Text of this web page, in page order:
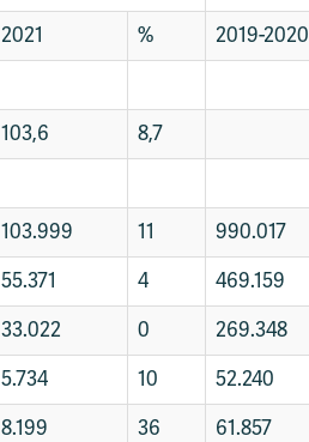
2021 % 2019-2020
103,6
8,7
103.999 11 990.017
55.371 4 469.159
33.022 0 269.348
5.734 10 52.240
8.199 36 61.857